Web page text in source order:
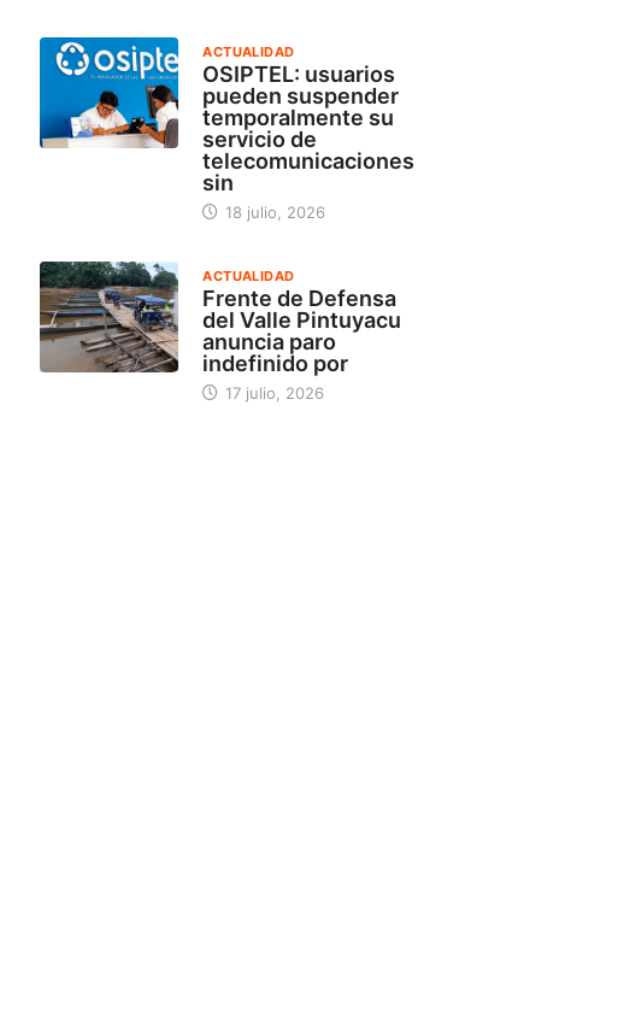
ACTUALIDAD
OSIPTEL: usuarios
pueden suspender
temporalmente su
servicio de
telecomunicaciones
sin
18 julio, 2026
ACTUALIDAD
Frente de Defensa
del Valle Pintuyacu
anuncia paro
indefinido por
17 julio, 2026